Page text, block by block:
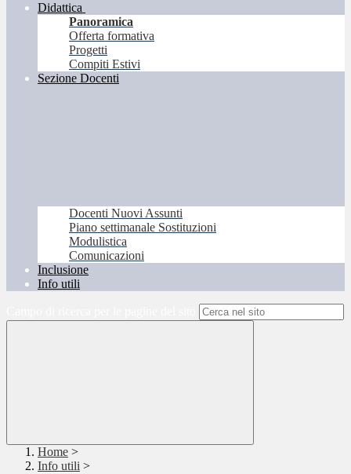
Didattica
Panoramica
Offerta formativa
Progetti
Compiti Estivi
Sezione Docenti
Docenti Nuovi Assunti
Piano settimanale Sostituzioni
Modulistica
Comunicazioni
Inclusione
Info utili
Home >
Info utili >